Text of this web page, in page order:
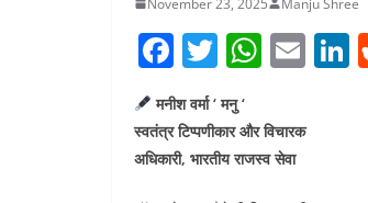
November 23, 2025 Manju Shree
F
a
c
e
b
T
itt
er
W
at
s
E
ai
मनीश वर्मा ‘ मनु ‘
स्वतंत्र टिप्पणीकार और विचारक
अधिकारी, भारतीय राजस्व सेवा